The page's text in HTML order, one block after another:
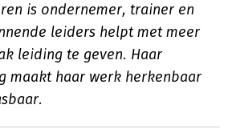
is ondernemer, trainer en
leiders helpt met meer
leiding te geven. Haar
maakt haar werk herkenbaar